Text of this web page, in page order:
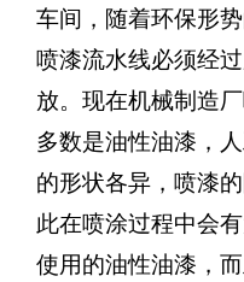
车间，随着环保形
喷漆流水线必须经
放。现在机械制造
多数是油性油漆，
的形状各异，喷漆
此在喷涂过程中会
使用的油性油漆，